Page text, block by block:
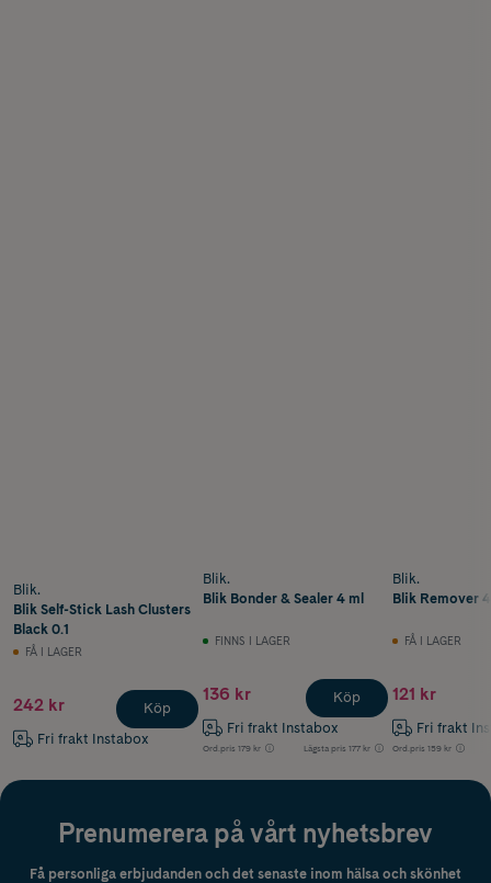
Blik.
Blik Self-Stick Lash Clusters
Black 0.1
FÅ I LAGER
242 kr
Fri frakt Instabox
Köp
Blik.
Blik Bonder & Sealer 4 ml
FINNS I LAGER
136 kr
Fri frakt Instabox
Ord.pris 179 kr Lägsta pris 177 kr
Köp
Blik.
Blik Remover
FÅ I LAGER
121 kr
Fri frakt
Ord.pris 159 kr
Prenumerera på vårt nyhetsbrev
Få personliga erbjudanden och det senaste inom hälsa och skönhet